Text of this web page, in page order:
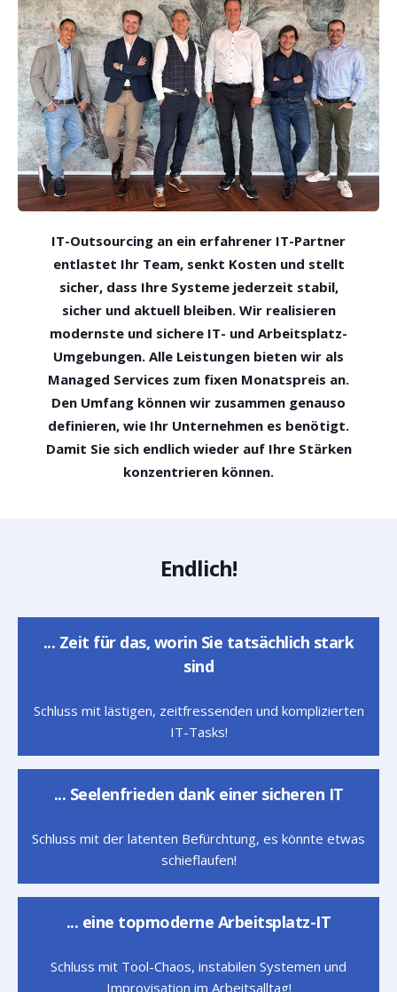
IT-Outsourcing an ein erfahrener IT-Partner
entlastet Ihr Team, senkt Kosten und stellt
sicher, dass Ihre Systeme jederzeit stabil,
sicher und aktuell bleiben. Wir realisieren
modernste und sichere IT- und Arbeitsplatz-
Umgebungen. Alle Leistungen bieten wir als
Managed Services zum fixen Monatspreis an.
Den Umfang können wir zusammen genauso
definieren, wie Ihr Unternehmen es benötigt.
Damit Sie sich endlich wieder auf Ihre Stärken
konzentrieren können.
Endlich!
... Zeit für das, worin Sie tatsächlich stark
sind
Schluss mit lästigen, zeitfressenden und komplizierten
IT-Tasks!
... Seelenfrieden dank einer sicheren IT
Schluss mit der latenten Befürchtung, es könnte etwas
schieflaufen!
... eine topmoderne Arbeitsplatz-IT
Schluss mit Tool-Chaos, instabilen Systemen und
Improvisation im Arbeitsalltag!